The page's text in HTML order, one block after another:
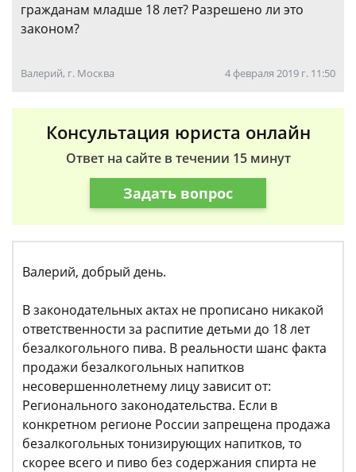
гражданам младше 18 лет? Разрешено ли это
законом?
Валерий, г. Москва 4 февраля 2019 г. 11:50
Консультация юриста онлайн
Ответ на сайте в течении 15 минут
Задать вопрос
Валерий, добрый день.
В законодательных актах не прописано никакой
ответственности за распитие детьми до 18 лет
безалкогольного пива. В реальности шанс факта
продажи безалкогольных напитков
несовершеннолетнему лицу зависит от:
Регионального законодательства. Если в
конкретном регионе России запрещена продажа
безалкогольных тонизирующих напитков, то
скорее всего и пиво без содержания спирта не